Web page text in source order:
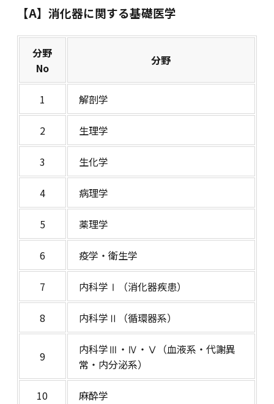
【A】消化器に関する基礎医学
分野
No
分野
1 解剖学
2 生理学
3 生化学
4 病理学
5 薬理学
6 疫学・衛生学
7 内科学Ⅰ（消化器疾患）
8 内科学Ⅱ（循環器系）
9
内科学Ⅲ・Ⅳ・Ⅴ（血液系・代謝異
常・内分泌系）
10 麻酔学